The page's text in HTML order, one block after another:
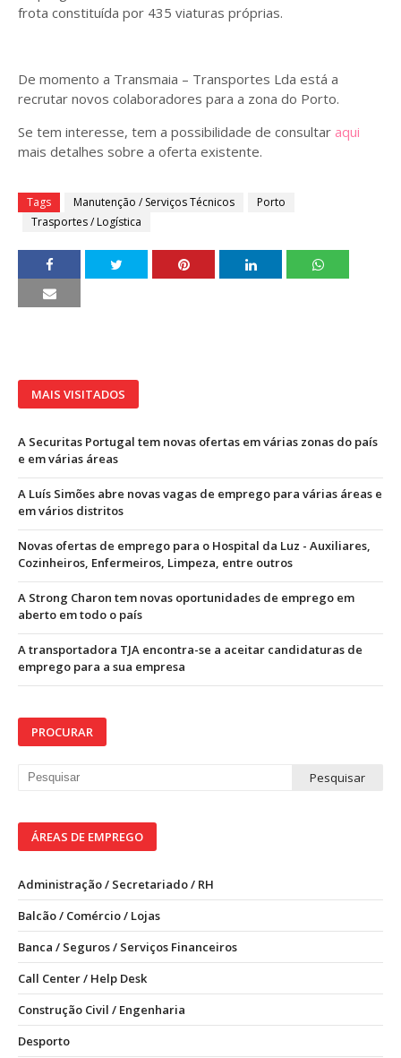
frota constituída por 435 viaturas próprias.
De momento a Transmaia – Transportes Lda está a
recrutar novos colaboradores para a zona do Porto.
Se tem interesse, tem a possibilidade de consultar aqui
mais detalhes sobre a oferta existente.
Tags Manutenção / Serviços Técnicos
Porto
Trasportes / Logística
MAIS VISITADOS
A Securitas Portugal tem novas ofertas em várias zonas do país
e em várias áreas
A Luís Simões abre novas vagas de emprego para várias áreas e
em vários distritos
Novas ofertas de emprego para o Hospital da Luz - Auxiliares,
Cozinheiros, Enfermeiros, Limpeza, entre outros
A Strong Charon tem novas oportunidades de emprego em
aberto em todo o país
A transportadora TJA encontra-se a aceitar candidaturas de
emprego para a sua empresa
PROCURAR
ÁREAS DE EMPREGO
Administração / Secretariado / RH
Balcão / Comércio / Lojas
Banca / Seguros / Serviços Financeiros
Call Center / Help Desk
Construção Civil / Engenharia
Desporto